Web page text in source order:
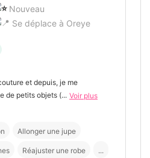
Nouveau
Se déplace à Oreye
et depuis, je me
de petits objets (... Voir plus
Allonger une jupe
Réajuster une robe ...